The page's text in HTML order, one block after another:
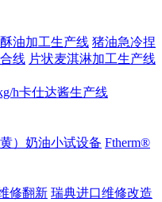
油加工生产线 猪油急冷捏
线 片状麦淇淋加工生产线
h卡仕达酱生产线
）奶油小试设备 Ftherm®
修翻新 瑞典进口维修改造